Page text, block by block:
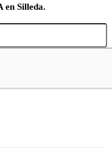
en Silleda.